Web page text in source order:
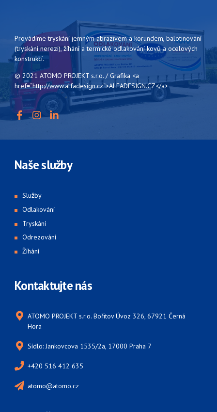
Provádíme tryskání jemným abrazivem a korundem, balotinování
(tryskání nerezi), žíhání a termické odlakování kovů a ocelových
konstrukcí.
© 2021 ATOMO PROJEKT s.r.o. / Grafika <a
href=“http://www.alfadesign.cz“>ALFADESIGN.CZ</a>
Naše služby
Služby
Odlakování
Tryskání
Odrezování
Žíhání
Kontaktujte nás
ATOMO PROJEKT s.r.o. Bořitov Úvoz 326, 67921 Černá
Hora
Sídlo: Jankovcova 1535/2a, 17000 Praha 7
+420 516 412 635
atomo@atomo.cz